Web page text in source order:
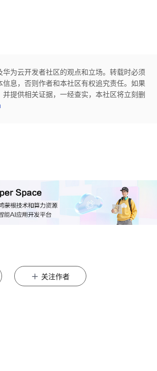
为云开发者社区的观点和立场。转载时必须
息，否则作者和本社区有权追究责任。如果
提供相关证据，一经查实，本社区将立刻删
关注作者